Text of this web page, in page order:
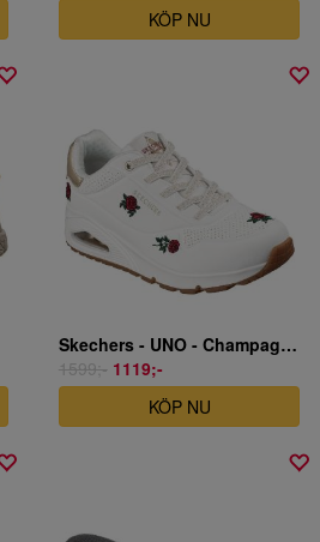
KÖP NU
Skechers - UNO - Champagne & Roses - vit
1599;- 1119;-
KÖP NU